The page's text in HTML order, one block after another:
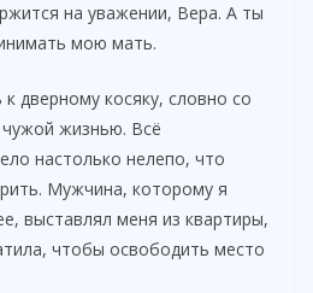
на уважении, Вера. А ты
мою мать.
дверному косяку, словно со
жизнью. Всё
настолько нелепо, что
Мужчина, которому я
выставлял меня из квартиры,
чтобы освободить место